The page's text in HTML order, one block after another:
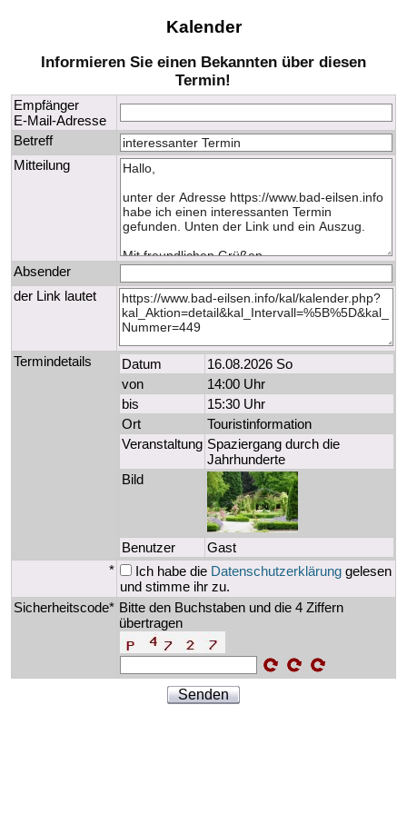
Kalender
Informieren Sie einen Bekannten über diesen
Termin!
Empfänger
E-Mail-Adresse
Betreff
Mitteilung
Absender
der Link lautet
Termindetails Datum
16.08.2026 So
von
14:00 Uhr
bis
15:30 Uhr
Ort
Touristinformation
Veranstaltung Spaziergang durch die
Jahrhunderte
Bild
Benutzer
Gast
*
Ich habe die Datenschutzerklärung gelesen
und stimme ihr zu.
Sicherheitscode* Bitte den Buchstaben und die 4 Ziffern
übertragen